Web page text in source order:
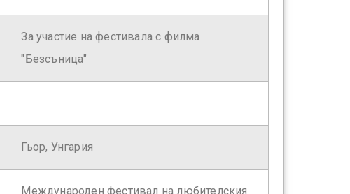
За участие на фестивала с филма
"Безсъница"
Гьор, Унгария
Международен фестивал на любителския